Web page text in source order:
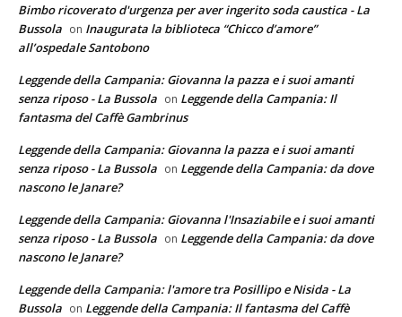
Bimbo ricoverato d'urgenza per aver ingerito soda caustica - La
Bussola on Inaugurata la biblioteca “Chicco d’amore”
all’ospedale Santobono
Leggende della Campania: Giovanna la pazza e i suoi amanti
senza riposo - La Bussola on Leggende della Campania: Il
fantasma del Caffè Gambrinus
Leggende della Campania: Giovanna la pazza e i suoi amanti
senza riposo - La Bussola on Leggende della Campania: da dove
nascono le Janare?
Leggende della Campania: Giovanna l'Insaziabile e i suoi amanti
senza riposo - La Bussola on Leggende della Campania: da dove
nascono le Janare?
Leggende della Campania: l'amore tra Posillipo e Nisida - La
Bussola on Leggende della Campania: Il fantasma del Caffè